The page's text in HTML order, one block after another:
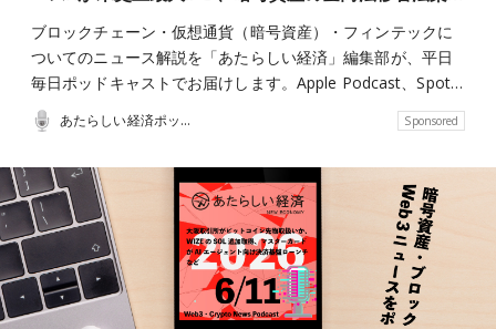
ブロックチェーン・仮想通貨（暗号資産）・フィンテックに
ついてのニュース解説を「あたらしい経済」編集部が、平日
毎日ポッドキャストでお届けします。Apple Podcast、Spot…
あたらしい経済ポッドキャスト Sponsored